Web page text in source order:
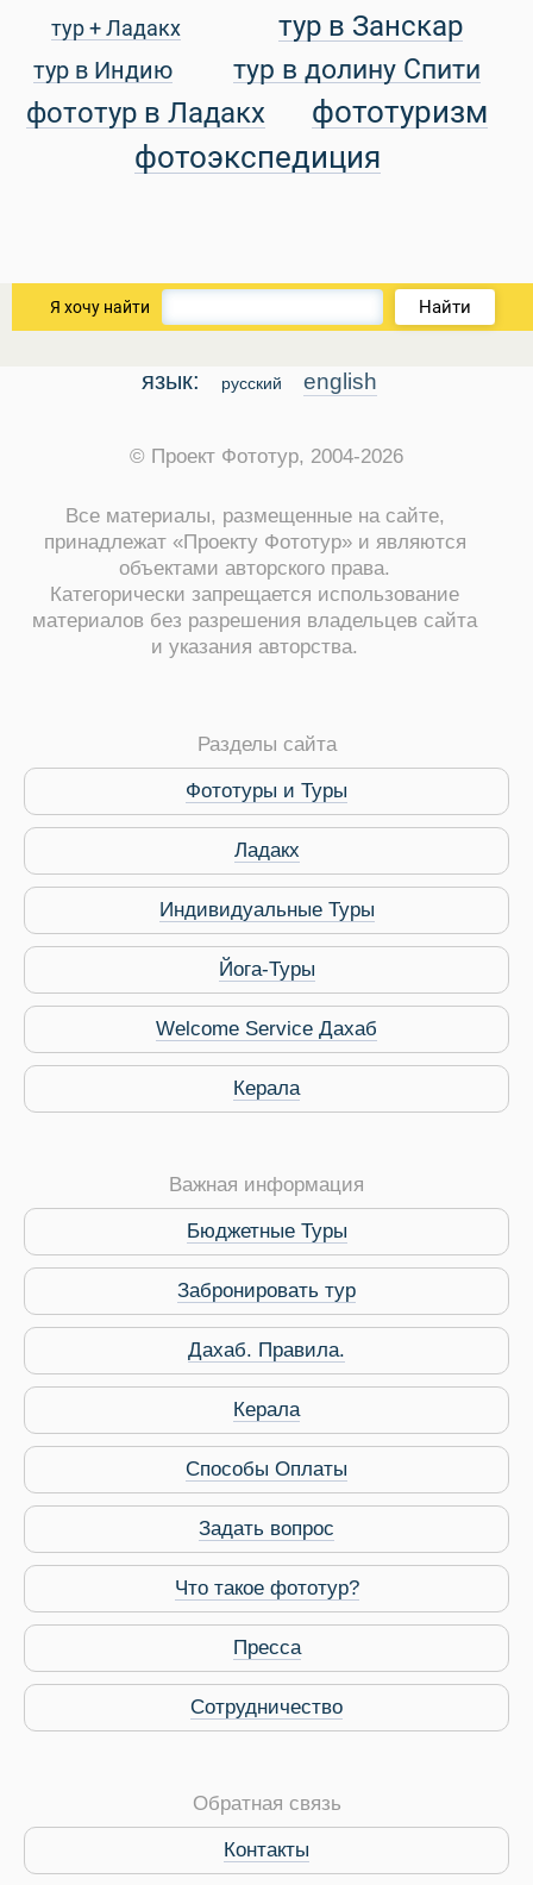
Виза в Индию
тур + Ладакх тур в Занскар
тур в Индию тур в долину Спити
фототур в Ладакх
фототуризм
фотоэкспедиция
Я хочу найти Найти
язык: русский english
© Проект Фототур, 2004-2026
Все материалы, размещенные на сайте,
принадлежат «Проекту Фототур» и являются
объектами авторского права.
Категорически запрещается использование
материалов без разрешения владельцев сайта
и указания авторства.
Разделы сайта
Фототуры и Туры
Ладакх
Индивидуальные Туры
Йога-Туры
Welcome Service Дахаб
Керала
Важная информация
Бюджетные Туры
Забронировать тур
Дахаб. Правила.
Керала
Способы Оплаты
Задать вопрос
Что такое фототур?
Пресса
Сотрудничество
Обратная связь
Контакты